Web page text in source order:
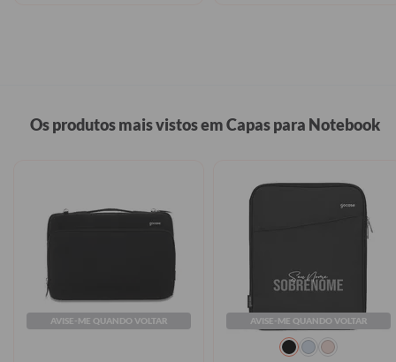
Os produtos mais vistos em Capas para Notebook
AVISE-ME QUANDO VOLTAR AVISE-ME QUANDO VOLTAR